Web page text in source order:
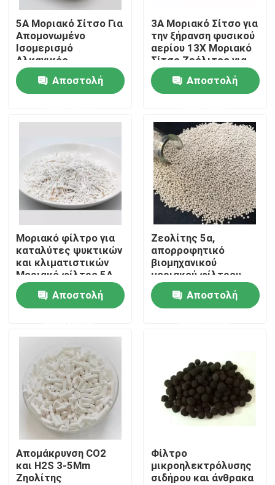
Προϊόντα
Βίντεο
Σχετικά με εμάς
Επισκέψεις στο εργοστάσιο
Επικοινωνήστε μαζί μας
Ζητήστε μια προσφορά
Μοντεκονικό Σίτσο PSA
Μοριακός Σίτος Ζεολίτης
5Α Μοριακό Σίτσο Για
Απομονωμένο
Ισομερισμό
Αλκανικός
Καταλύτης Λιθίου
Μοριακό Σίτσο
Οξυγόνο Mcm 22
Αποστολή
3Α Μοριακό Σίτσο για
την ξήρανση φυσικού
αερίου 13X Μοριακό
Σίτσο Ζεόλιτος για
τον συγκεντρωτή
οξυγόνουΑποστολή
Μοριακό φίλτρο για
καταλύτες ψυκτικών
και κλιματιστικών
Μοριακό φίλτρο 5Α
Αποστολή
Ζεολίτης 5α,
απορροφητικό
βιομηχανικού
μοριακού φίλτρου
Αποστολή
Απομάκρυνση CO2
και H2S 3-5Mm
Ζηολίτης
Φίλτρο
μικροηλεκτρόλυσης
σιδήρου και άνθρακα